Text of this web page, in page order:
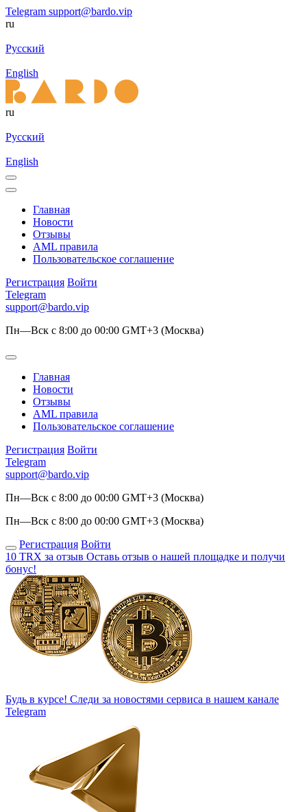
Telegram support@bardo.vip
ru
Русский
English
ru
Русский
English
Главная
Новости
Отзывы
AML правила
Пользовательское соглашение
Регистрация Войти
Telegram
support@bardo.vip
Пн—Вск с 8:00 до 00:00 GMT+3 (Москва)
Главная
Новости
Отзывы
AML правила
Пользовательское соглашение
Регистрация Войти
Telegram
support@bardo.vip
Пн—Вск с 8:00 до 00:00 GMT+3 (Москва)
Пн—Вск с 8:00 до 00:00 GMT+3 (Москва)
Регистрация Войти
10 TRX за отзыв Оставь отзыв о нашей площадке и получи
бонус!
Будь в курсе! Следи за новостями сервиса в нашем канале
Telegram